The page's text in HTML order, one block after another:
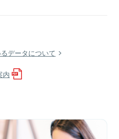
データについて
内